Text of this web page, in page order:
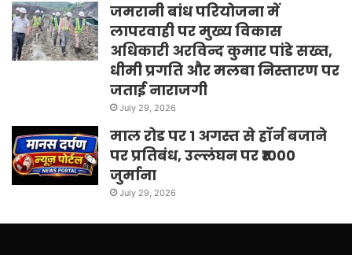
जमरानी बांध परियोजना में
लापरवाही पर मुख्य विकास
अधिकारी अरविन्द कुमार पांडे सख्त,
धीमी प्रगति और मलबा निस्तारण पर
जताई नाराजगी
July 29, 2026
माल रोड पर 1 अगस्त से हॉर्न बजाने
पर प्रतिबंध, उल्लंघन पर ₹1000
जुर्माना
July 29, 2026